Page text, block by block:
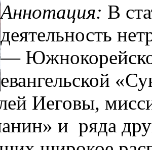
Аннотация: В
деятельность
—
евангельской
Иеговы,
и ряда